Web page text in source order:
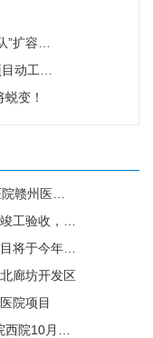
河新蓝图
健康嘉兴
变！
开工建设
年投入运营
于今年竣工
廊坊开发区
院项目
建设“健康车谷”